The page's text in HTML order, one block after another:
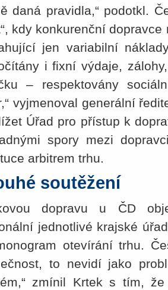
daná pravidla,“ podotkl.
kdy konkurenční
jen variabilní
i fixní výdaje,
– respektovány
vyjmenoval generální
Úřad pro přístup k
spory mezi
arbitrem trhu.
soutěžení
dopravu u ČD
jednotlivé krajské
otevírání trhu.
to nevidí jako
zmínil Krtek s tím,